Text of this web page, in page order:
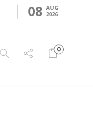
08 AUG
2026
0